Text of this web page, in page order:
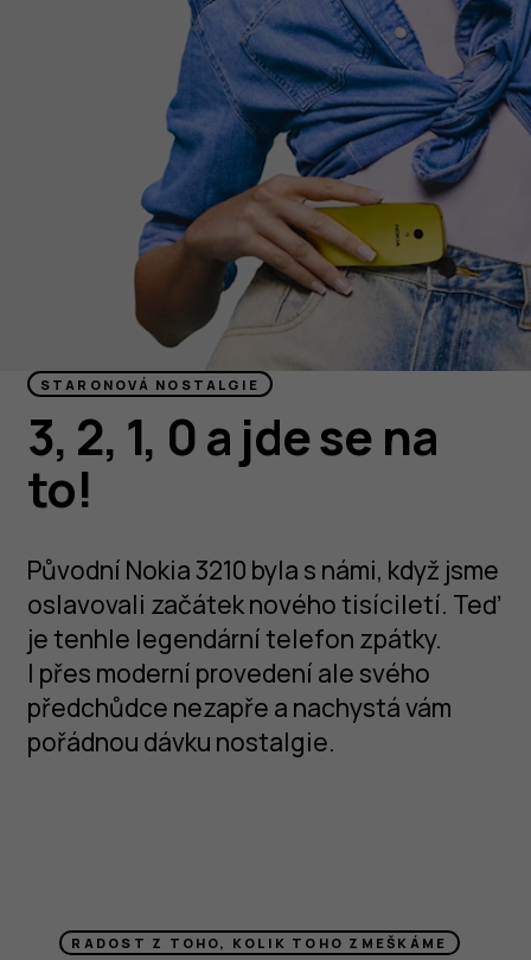
STARONOVÁ NOSTALGIE
3, 2, 1, 0 a jde se na
to!
Původní Nokia 3210 byla s námi, když jsme
oslavovali začátek nového tisíciletí. Teď
je tenhle legendární telefon zpátky.
I přes moderní provedení ale svého
předchůdce nezapře a nachystá vám
pořádnou dávku nostalgie.
RADOST Z TOHO, KOLIK TOHO ZMEŠKÁME